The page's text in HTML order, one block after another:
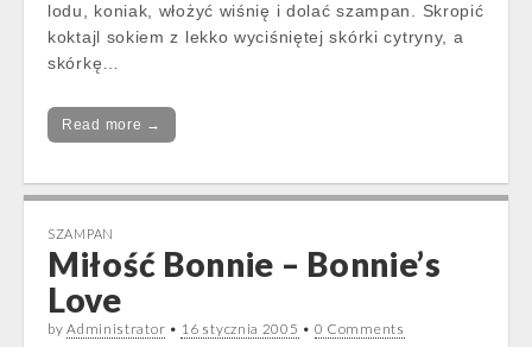
lodu, koniak, włożyć wiśnię i dolać szampan. Skropić
koktajl sokiem z lekko wyciśniętej skórki cytryny, a
skórkę…
Read more →
SZAMPAN
Miłość Bonnie – Bonnie’s
Love
byAdministrator • 16 stycznia 2005 • 0 Comments